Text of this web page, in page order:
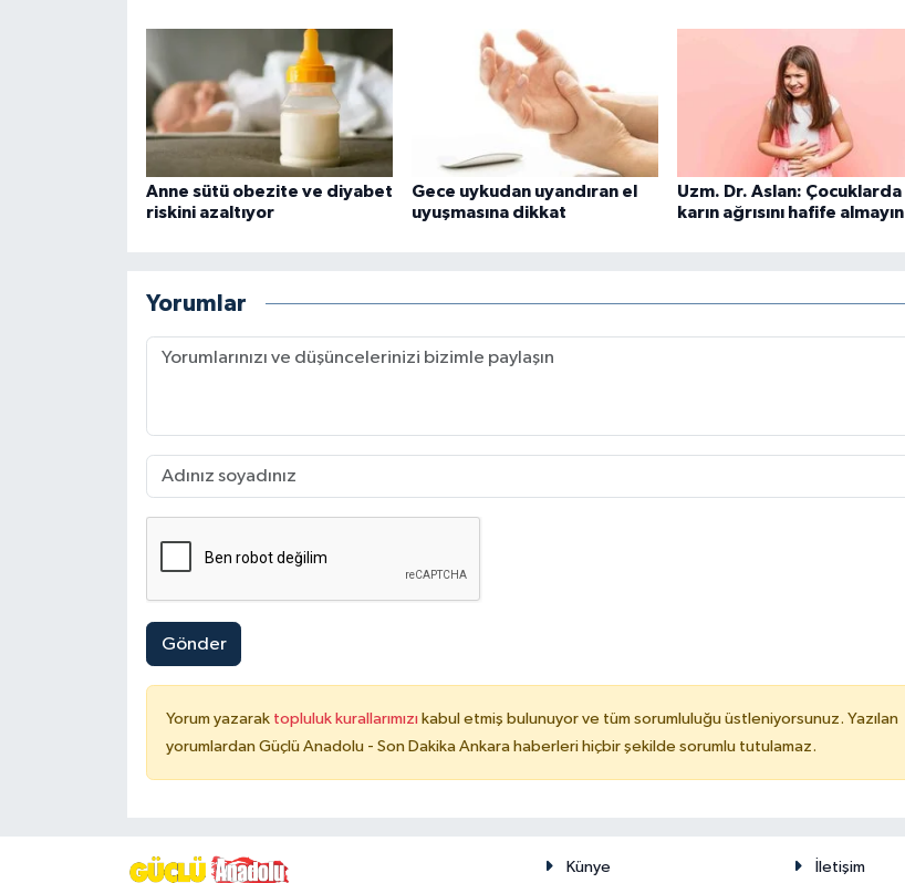
Anne sütü obezite ve diyabet
riskini azaltıyor
Gece uykudan uyandıran el
uyuşmasına dikkat
Uzm. Dr. Aslan: Çocuklarda
karın ağrısını hafife almayın
Yorumlar
Gönder
Yorum yazarak topluluk kurallarımızı kabul etmiş bulunuyor ve tüm sorumluluğu üstleniyorsunuz. Yazılan
yorumlardan Güçlü Anadolu - Son Dakika Ankara haberleri hiçbir şekilde sorumlu tutulamaz.
Künye İletişim